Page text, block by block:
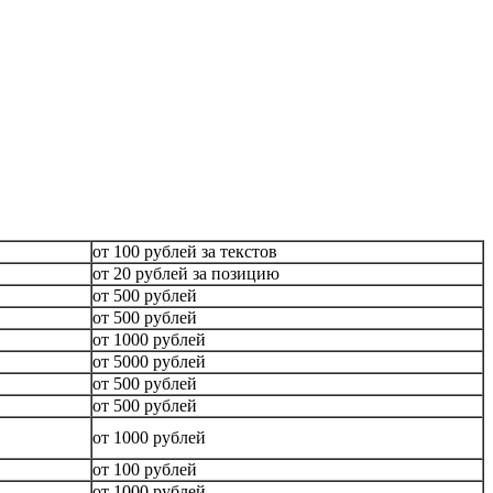
от 100 рублей за текстов
от 20 рублей за позицию
от 500 рублей
от 500 рублей
от 1000 рублей
от 5000 рублей
от 500 рублей
от 500 рублей
от 1000 рублей
от 100 рублей